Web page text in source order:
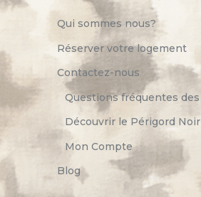
Qui sommes nous?
Réserver votre logement
Contactez-nous
Questions fréquentes des
Découvrir le Périgord Noir
Mon Compte
Blog